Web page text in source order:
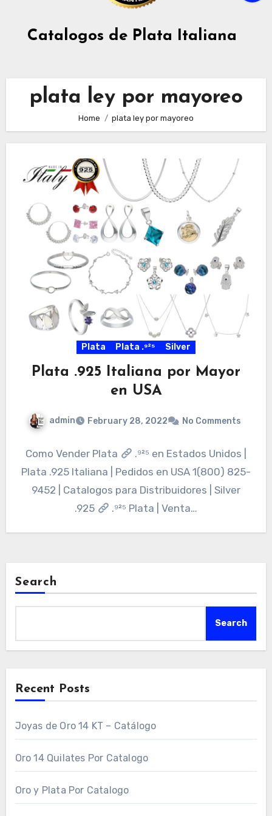
Catalogos de Plata Italiana
plata ley por mayoreo
Home plata ley por mayoreo
Plata Plata .⁹²⁵ Silver
Plata .925 Italiana por Mayor
en USA
admin February 28, 2022 No Comments
Como Vender Plata
.⁹²⁵ en Estados Unidos |
Plata .925 Italiana | Pedidos en USA 1(800) 825-
9452 | Catalogos para Distribuidores | Silver
.925
.⁹²⁵ Plata | Venta…
Search
Search
Recent Posts
Joyas de Oro 14 KT – Catálogo
Oro 14 Quilates Por Catalogo
Oro y Plata Por Catalogo